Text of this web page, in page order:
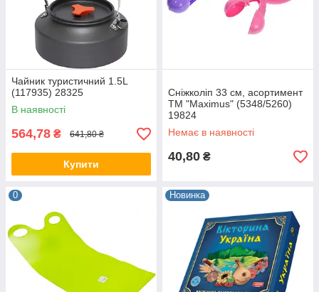
Чайник туристичний 1.5L
(117935) 28325
В наявності
564,78 ₴ 641,80 ₴
Купити
Сніжколіп 33 см, асортимент
ТМ "Maximus" (5348/5260)
19824
Немає в наявності
40,80 ₴
0 Новинка